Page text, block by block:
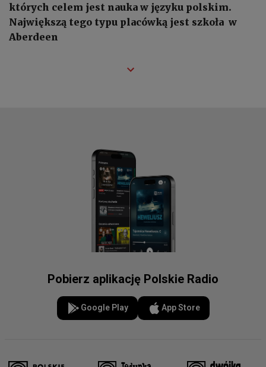
których celem jest nauka w języku polskim.
Największą tego typu placówką jest szkoła w
Aberdeen
Pobierz aplikację Polskie Radio
Google Play App Store